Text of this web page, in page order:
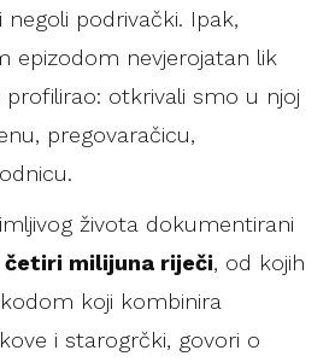
negoli podrivački. Ipak,
epizodom nevjerojatan lik
profilirao: otkrivali smo u njoj
pregovaračicu,
života dokumentirani
četiri milijuna riječi, od kojih
koji kombinira
i starogrčki, govori o